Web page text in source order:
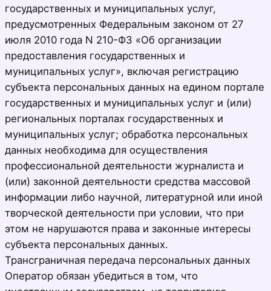
государственных и муниципальных услуг,
предусмотренных Федеральным законом от 27
июля 2010 года N 210-ФЗ «Об организации
предоставления государственных и
муниципальных услуг», включая регистрацию
субъекта персональных данных на едином портале
государственных и муниципальных услуг и (или)
региональных порталах государственных и
муниципальных услуг; обработка персональных
данных необходима для осуществления
профессиональной деятельности журналиста и
(или) законной деятельности средства массовой
информации либо научной, литературной или иной
творческой деятельности при условии, что при
этом не нарушаются права и законные интересы
субъекта персональных данных.
Трансграничная передача персональных данных
Оператор обязан убедиться в том, что